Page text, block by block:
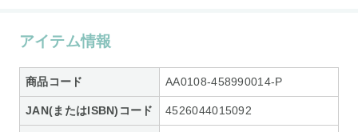
アイテム情報
商品コード AA0108-458990014-P
JAN(またはISBN)コード 4526044015092